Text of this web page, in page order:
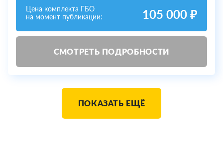
Цена комплекта ГБО
на момент публикации:
105 000 ₽
СМОТРЕТЬ ПОДРОБНОСТИ
ПОКАЗАТЬ ЕЩЁ